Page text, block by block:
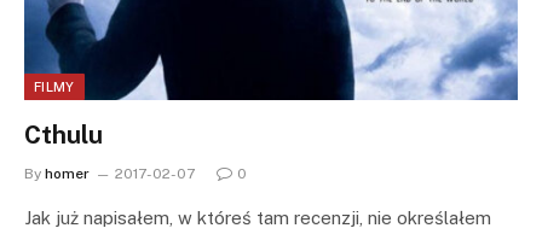
FILMY
Cthulu
By homer 2017-02-07 0
Jak już napisałem, w któreś tam recenzji, nie określałem